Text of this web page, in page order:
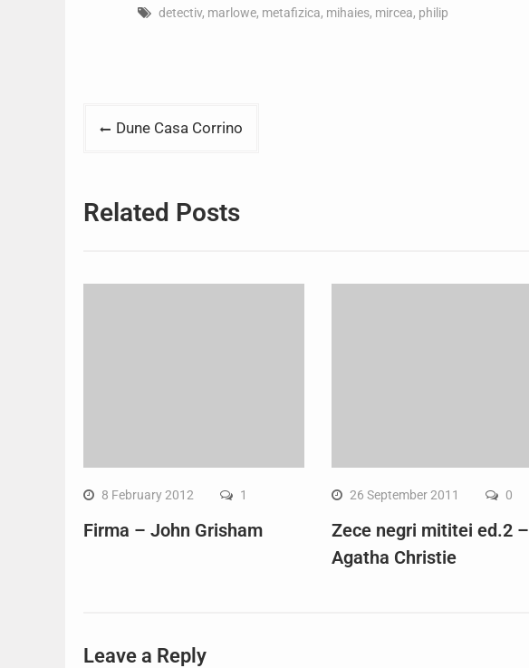
detectiv, marlowe, metafizica, mihaies, mircea, philip
PostDune Casa Corrino
Related Posts
8 February 2012 1
Firma – John Grisham
26 September 2011 0
Zece negri mititei ed.2 –
Agatha Christie
Leave a Reply